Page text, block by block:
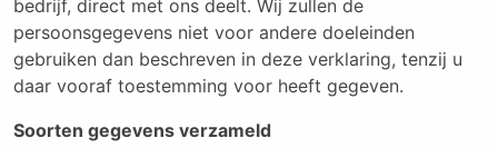
bedrijf, direct met ons deelt. Wij zullen de
persoonsgegevens niet voor andere doeleinden
gebruiken dan beschreven in deze verklaring, tenzij u
daar vooraf toestemming voor heeft gegeven.
Soorten gegevens verzameld